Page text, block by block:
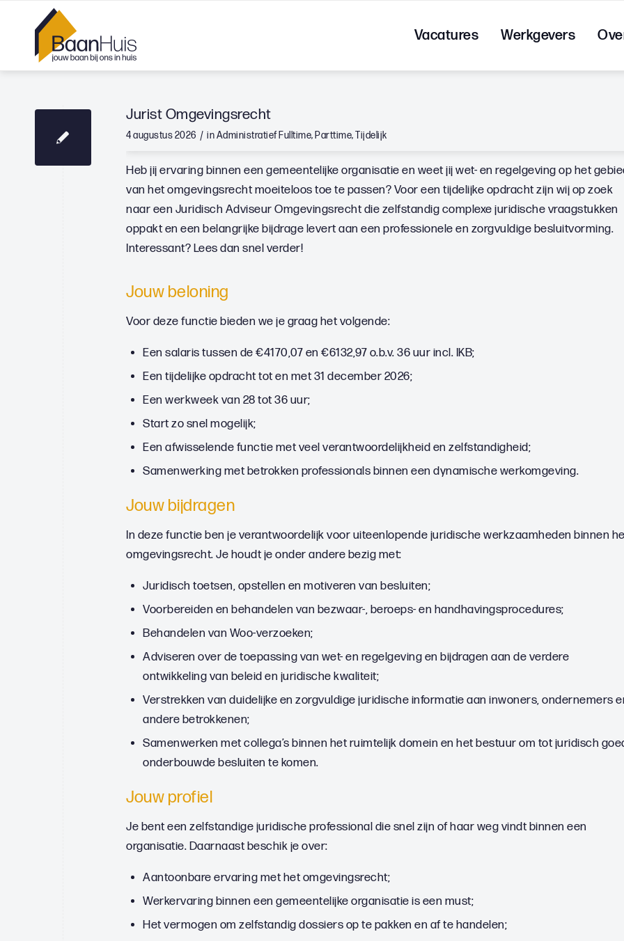
Vacatures Werkgevers
Jurist Omgevingsrecht
4 augustus 2026 / inAdministratief Fulltime, Parttime, Tijdelijk
Heb jij ervaring binnen een gemeentelijke organisatie en weet jij wet- en regelgeving op het
van het omgevingsrecht moeiteloos toe te passen? Voor een tijdelijke opdracht zijn wij op zoek
naar een Juridisch Adviseur Omgevingsrecht die zelfstandig complexe juridische vraagstukken
oppakt en een belangrijke bijdrage levert aan een professionele en zorgvuldige besluitvorming.
Interessant? Lees dan snel verder!
Jouw beloning
Voor deze functie bieden we je graag het volgende:
Een salaris tussen de €4170,07 en €6132,97 o.b.v. 36 uur incl. IKB;
Een tijdelijke opdracht tot en met 31 december 2026;
Een werkweek van 28 tot 36 uur;
Start zo snel mogelijk;
Een afwisselende functie met veel verantwoordelijkheid en zelfstandigheid;
Samenwerking met betrokken professionals binnen een dynamische werkomgeving.
Jouw bijdragen
In deze functie ben je verantwoordelijk voor uiteenlopende juridische werkzaamheden binnen
omgevingsrecht. Je houdt je onder andere bezig met:
Juridisch toetsen, opstellen en motiveren van besluiten;
Voorbereiden en behandelen van bezwaar-, beroeps- en handhavingsprocedures;
Behandelen van Woo-verzoeken;
Adviseren over de toepassing van wet- en regelgeving en bijdragen aan de verdere
ontwikkeling van beleid en juridische kwaliteit;
Verstrekken van duidelijke en zorgvuldige juridische informatie aan inwoners, ondernemers
andere betrokkenen;
Samenwerken met collega’s binnen het ruimtelijk domein en het bestuur om tot juridisch
onderbouwde besluiten te komen.
Jouw profiel
Je bent een zelfstandige juridische professional die snel zijn of haar weg vindt binnen een
organisatie. Daarnaast beschik je over:
Aantoonbare ervaring met het omgevingsrecht;
Werkervaring binnen een gemeentelijke organisatie is een must;
Het vermogen om zelfstandig dossiers op te pakken en af te handelen;